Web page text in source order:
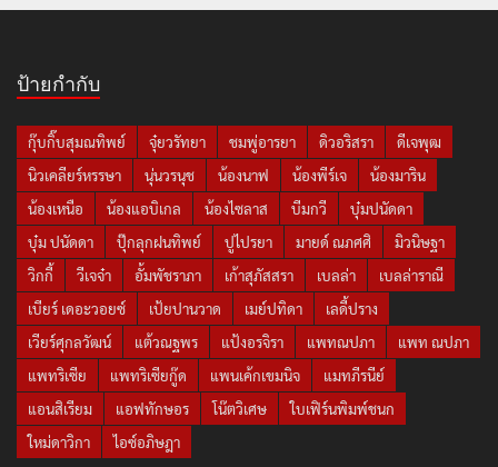
ป้ายกำกับ
กุ๊บกิ๊บสุมณทิพย์ จุ๋ยวรัทยา ชมพู่อารยา ดิวอริสรา
ดีเจพุฒ
นิวเคลียร์หรรษา
นุ่นวรนุช น้องนาฟ น้องพีร์เจ
น้องมาริน
น้องเหนือ
น้องแอบิเกล น้องไซลาส บีมกวี
บุ๋มปนัดดา
บุ๋ม ปนัดดา
ปุ๊กลุกฝนทิพย์ ปูไปรยา มายด์ ณภศศิ
มิวนิษฐา
วิกกี้
วีเจจ๋า อั้มพัชราภา เก้าสุภัสสรา เบลล่า
เบลล่าราณี
เบียร์ เดอะวอยซ์
เป้ยปานวาด เมย์ปทิดา
เลดี้ปราง
เวียร์ศุกลวัฒน์
แต้วณฐพร แป้งอรจิรา แพทณปภา
แพท ณปภา
แพทริเซีย
แพทริเซียกู๊ด แพนเค้กเขมนิจ
แมทภีรนีย์
แอนสิเรียม
แอฟทักษอร โน๊ตวิเศษ
ใบเฟิร์นพิมพ์ชนก
ใหม่ดาวิกา
ไอซ์อภิษฎา